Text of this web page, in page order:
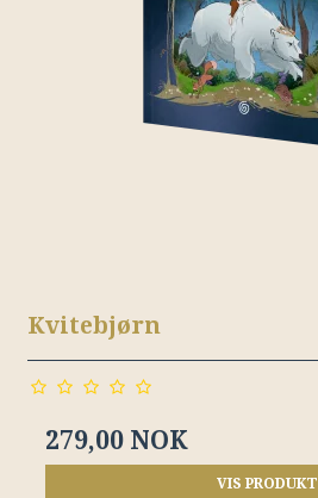
Kvitebjørn
279,00 NOK
VIS PRODUKT